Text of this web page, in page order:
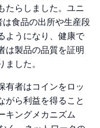
たらしました。ユニ
食品の出所や生産段
ようになり、健康で
は製品の品質を証明
した。
有者はコインをロッ
がら利益を得ること
キングメカニズム